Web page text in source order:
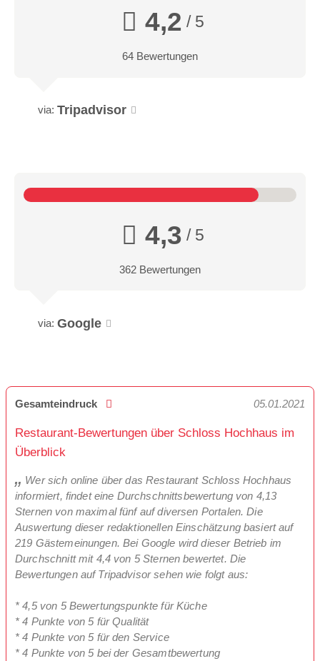
4,2 / 5
64 Bewertungen
via: Tripadvisor
4,3 / 5
362 Bewertungen
via: Google
Gesamteindruck 05.01.2021
Restaurant-Bewertungen über Schloss Hochhaus im
Überblick
Wer sich online über das Restaurant Schloss Hochhaus
informiert, findet eine Durchschnittsbewertung von 4,13
Sternen von maximal fünf auf diversen Portalen. Die
Auswertung dieser redaktionellen Einschätzung basiert auf
219 Gästemeinungen. Bei Google wird dieser Betrieb im
Durchschnitt mit 4,4 von 5 Sternen bewertet. Die
Bewertungen auf Tripadvisor sehen wie folgt aus:
* 4,5 von 5 Bewertungspunkte für Küche
* 4 Punkte von 5 für Qualität
* 4 Punkte von 5 für den Service
* 4 Punkte von 5 bei der Gesamtbewertung